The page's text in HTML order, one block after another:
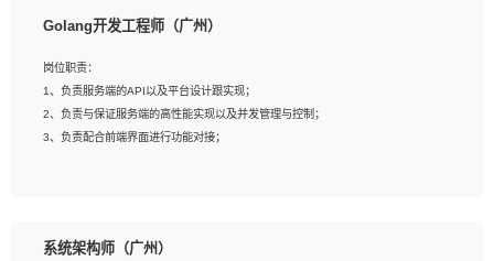
2、熟悉PostgreSQL、redis、MongoDB、ElasticSearch等开源数据库运维管理，
4、熟悉Hadoop、HBASE、Spark等大数据平台优先。
5、熟悉linux或任意一种unix操作系统，如有较强操作系统侧工作经验者优先。
6、具备丰富的项目实施经验，较强的自我学习能力。
Golang开发工程师（广州）
岗位职责：
1、负责服务端的API以及平台设计跟实现；
2、负责与保证服务端的高性能实现以及并发管理与控制；
3、负责配合前端界面进行功能对接；
2、1年以上Golang开发工作经验，能独立完成相应项目开发；
系统架构师（广州）